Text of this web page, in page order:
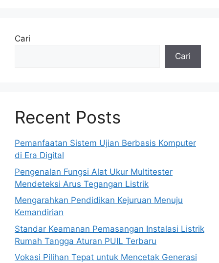
Cari
Cari
Recent Posts
Pemanfaatan Sistem Ujian Berbasis Komputer
di Era Digital
Pengenalan Fungsi Alat Ukur Multitester
Mendeteksi Arus Tegangan Listrik
Mengarahkan Pendidikan Kejuruan Menuju
Kemandirian
Standar Keamanan Pemasangan Instalasi Listrik
Rumah Tangga Aturan PUIL Terbaru
Vokasi Pilihan Tepat untuk Mencetak Generasi